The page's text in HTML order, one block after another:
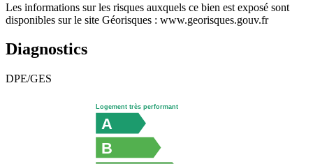
Les informations sur les risques auxquels ce bien est exposé sont
disponibles sur le site Géorisques : www.georisques.gouv.fr
Diagnostics
DPE/GES
B
A
Logement très performant